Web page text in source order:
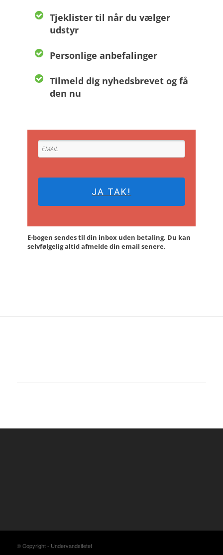
Tjeklister til når du vælger
udstyr
Personlige anbefalinger
Tilmeld dig nyhedsbrevet og få
den nu
JA TAK!
E-bogen sendes til din inbox uden betaling. Du kan
selvfølgelig altid afmelde din email senere.
© Copyright - Undervandsitetet